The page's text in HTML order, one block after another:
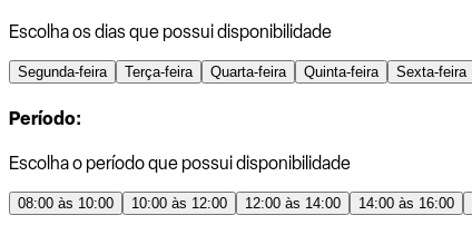
Escolha os dias que possui disponibilidade
Segunda-feira Terça-feira Quarta-feira Quinta-feira Sexta-feira
Período:
Escolha o período que possui disponibilidade
08:00 às 10:00 10:00 às 12:00 12:00 às 14:00 14:00 às 16:00